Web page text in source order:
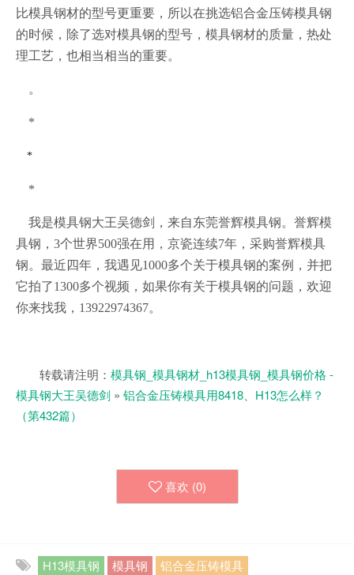
比模具钢材的型号更重要，所以在挑选铝合金压铸模具钢
的时候，除了选对模具钢的型号，模具钢材的质量，热处
理工艺，也相当相当的重要。
。
*
*
*
我是模具钢大王吴德剑，来自东莞誉辉模具钢。 誉辉模
具钢， 3个世界500强在用，京瓷连续7年，采购誉辉模具
钢。 最近四年，我遇见1000多个关于模具钢的案例，并把
它拍了1300多个视频， 如果你有关于模具钢的问题 ，欢迎
你来找我 ， 13922974367。
转载请注明： 模具钢_模具钢材_h13模具钢_模具钢价格 -
模具钢大王吴德剑 » 铝合金压铸模具用8418、H13怎么样？
（第432篇）
喜欢 (0)
H13模具钢 模具钢 铝合金压铸模具